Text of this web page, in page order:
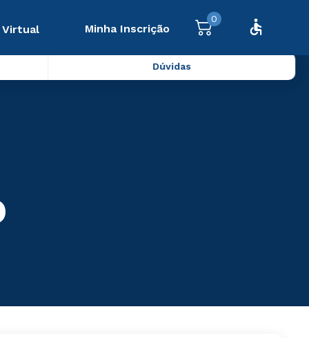
Virtual Minha Inscrição
0
Dúvidas